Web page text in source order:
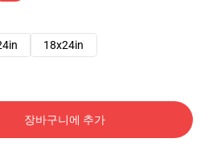
18x24in
장바구니에 추가